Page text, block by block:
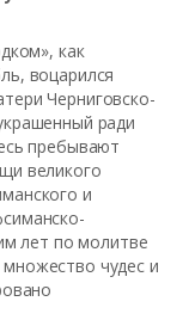
как
воцарился
Черниговско-
ради
пребывают
великого
и
лет по молитве
чудес и